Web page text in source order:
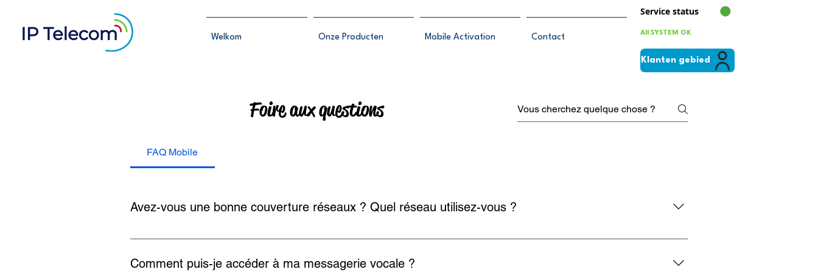
Welkom Onze Producten Mobile Activation Contact
Service status
All SYSTEM OK
Klanten gebied
Foire aux questions
FAQ Mobile
Avez-vous une bonne couverture réseaux ? Quel réseau utilisez-vous ?
Nous avons choisi d'utiliser les infrastructures de Proximus (anciennement Belgacom). En plus de vous garantir la meilleure
Comment puis-je accéder à ma messagerie vocale ?